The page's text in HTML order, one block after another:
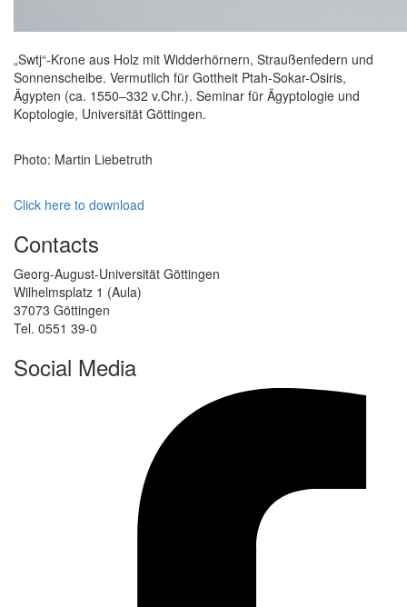
„Swtj“-Krone aus Holz mit Widderhörnern, Straußenfedern und
Sonnenscheibe. Vermutlich für Gottheit Ptah-Sokar-Osiris,
Ägypten (ca. 1550–332 v.Chr.). Seminar für Ägyptologie und
Koptologie, Universität Göttingen.
Photo: Martin Liebetruth
Click here to download
Contacts
Georg-August-Universität Göttingen
Wilhelmsplatz 1 (Aula)
37073 Göttingen
Tel. 0551 39-0
Social Media